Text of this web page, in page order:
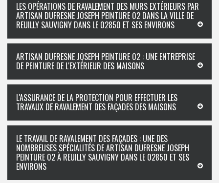
LES OPÉRATIONS DE RAVALEMENT DES MURS EXTÉRIEURS PAR
ARTISAN DUFRESNE JOSEPH PEINTURE 02 DANS LA VILLE DE
REUILLY SAUVIGNY DANS LE 02850 ET SES ENVIRONS
ARTISAN DUFRESNE JOSEPH PEINTURE 02 : UNE ENTREPRISE
DE PEINTURE DE L'EXTÉRIEUR DES MAISONS
L'ASSURANCE DE LA PROTECTION POUR EFFECTUER LES
TRAVAUX DE RAVALEMENT DES FAÇADES DES MAISONS
LE TRAVAIL DE RAVALEMENT DES FAÇADES : UNE DES
NOMBREUSES SPÉCIALITÉS DE ARTISAN DUFRESNE JOSEPH
PEINTURE 02 À REUILLY SAUVIGNY DANS LE 02850 ET SES
ENVIRONS